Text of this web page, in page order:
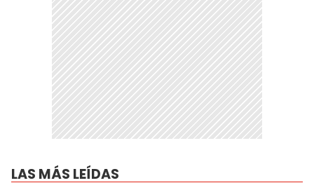
LAS MÁS LEÍDAS